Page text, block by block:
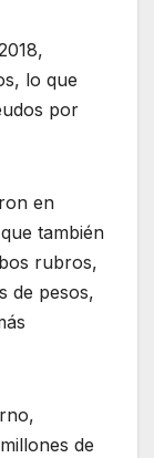
lo que
por
en
también
rubros,
de pesos,
de